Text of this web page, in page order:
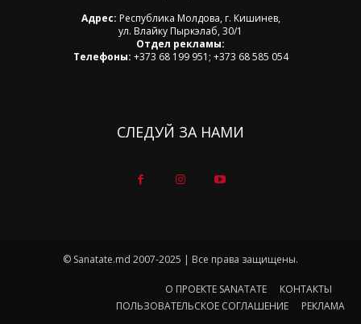
Адрес: Республика Молдова, г. Кишинев,
ул. Влайку Пыркэлаб, 30/1
Отдел рекламы:
Телефоны: +373 68 199 951; +373 68 585 054
СЛЕДУЙ ЗА НАМИ
© Sanatate.md 2007-2025 | Все права защищены.
О ПРОЕКТЕ SANATATE
КОНТАКТЫ
ПОЛЬЗОВАТЕЛЬСКОЕ СОГЛАШЕНИЕ
РЕКЛАМА